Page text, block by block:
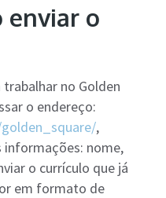
enviar o
no Golden
o endereço:
,
informações: nome,
o currículo que já
em formato de